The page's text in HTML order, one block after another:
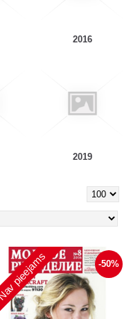
2016
2019
-50%
pieejams